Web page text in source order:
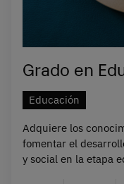
Grado en
Educación
Adquiere los
fomentar el
y social en la etapa